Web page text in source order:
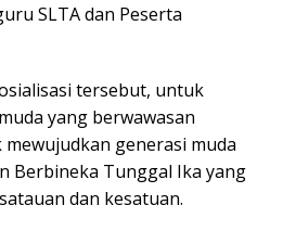
SLTA dan Peserta
tersebut, untuk
yang berwawasan
generasi muda
Berbineka Tunggal Ika yang
dan kesatuan.